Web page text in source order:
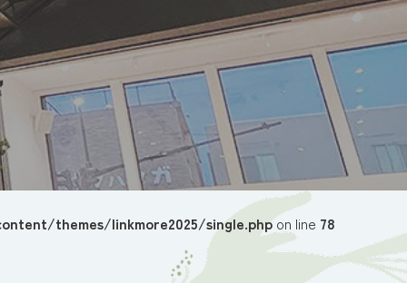
themes/linkmore2025/single.phpon line 78